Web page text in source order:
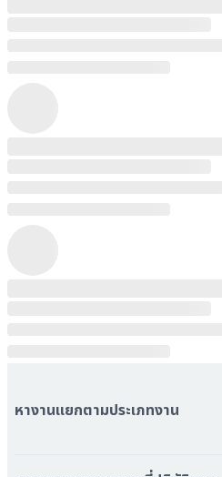
หางานแยกตามประเภทงาน
หมวดหมู่บริษัททั้งหมด